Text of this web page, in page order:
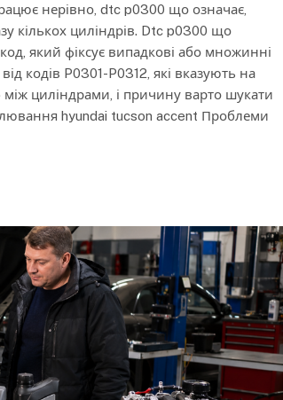
нерівно, dtc p0300 що означає,
кількох циліндрів. Dtc p0300 що
який фіксує випадкові або множинні
кодів P0301-P0312, які вказують на
циліндрами, і причину варто шукати
hyundai tucson accent Проблеми